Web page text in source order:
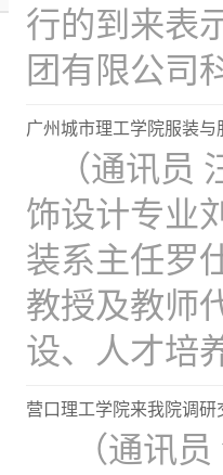
行的到来表
团有限公司
广州城市理工学院服装
（通讯员
饰设计专业
装系主任罗
教授及教师
设、人才培
营口理工学院来我院调研
（通讯